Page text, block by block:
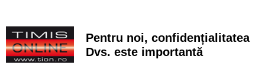
Autoritățile sanitare investighează o posibilă mutație a
virusului Ebola, pe fondul creșterii rapide a cazurilor în
Congo
Pentru noi, confidențialitatea
Dvs. este importantă